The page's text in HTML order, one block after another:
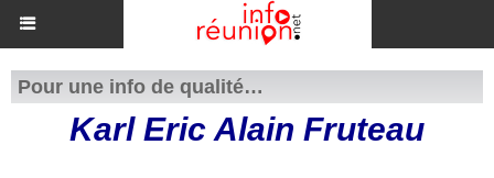
Pour une info de qualité…
Karl Eric Alain Fruteau